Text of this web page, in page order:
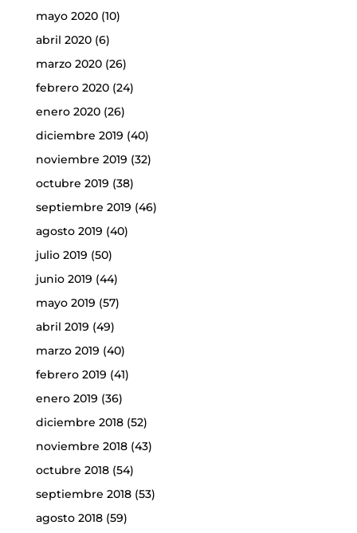
mayo 2020(10)
abril 2020(6)
marzo 2020(26)
febrero 2020(24)
enero 2020(26)
diciembre 2019 (40)
noviembre 2019 (32)
octubre 2019 (38)
septiembre 2019 (46)
agosto 2019 (40)
julio 2019 (50)
junio 2019 (44)
mayo 2019 (57)
abril 2019 (49)
marzo 2019 (40)
febrero 2019 (41)
enero 2019 (36)
diciembre 2018(52)
noviembre 2018(43)
octubre 2018(54)
septiembre 2018(53)
agosto 2018(59)